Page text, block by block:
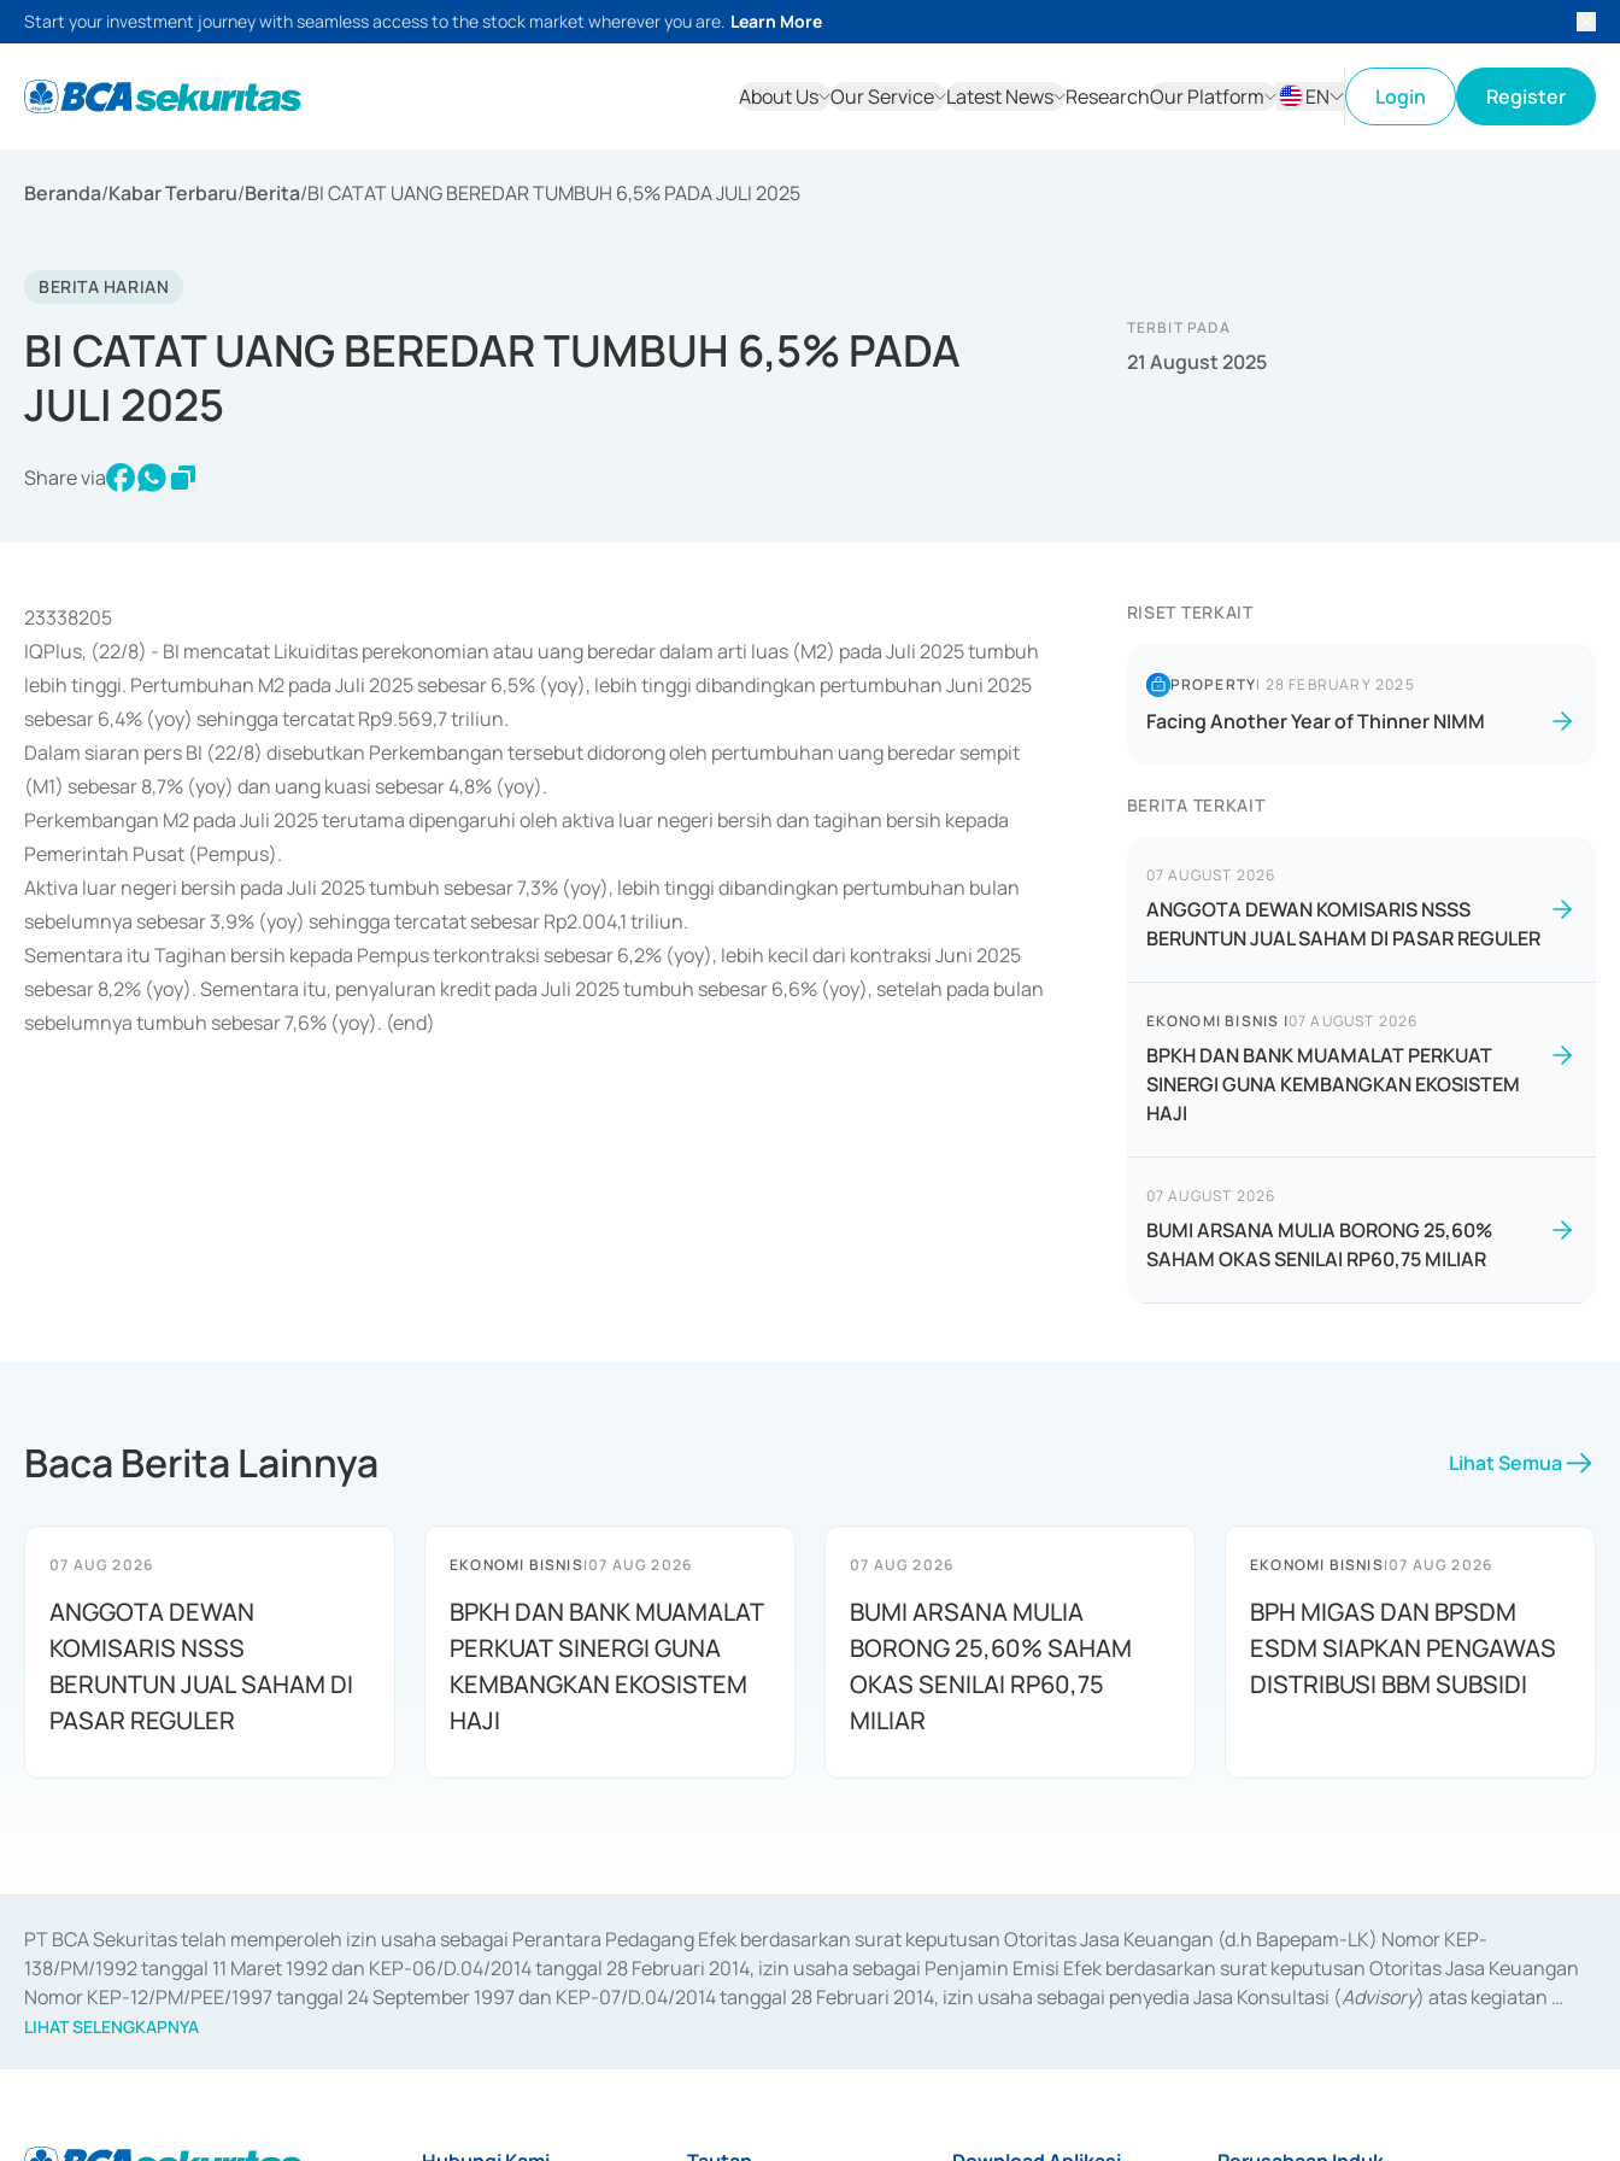
Start your investment journey with seamless access to the stock market wherever you are. Learn More
About Us Our Service Latest News ResearchOur Platform
EN
Login Register
Beranda/Kabar Terbaru/Berita/BI CATAT UANG BEREDAR TUMBUH 6,5% PADA JULI 2025
BERITA HARIAN
BI CATAT UANG BEREDAR TUMBUH 6,5% PADA
JULI 2025
Share via
TERBIT PADA
21 August 2025
23338205
IQPlus, (22/8) - BI mencatat Likuiditas perekonomian atau uang beredar dalam arti luas (M2) pada Juli 2025 tumbuh
lebih tinggi. Pertumbuhan M2 pada Juli 2025 sebesar 6,5% (yoy), lebih tinggi dibandingkan pertumbuhan Juni 2025
sebesar 6,4% (yoy) sehingga tercatat Rp9.569,7 triliun.
Dalam siaran pers BI (22/8) disebutkan Perkembangan tersebut didorong oleh pertumbuhan uang beredar sempit
(M1) sebesar 8,7% (yoy) dan uang kuasi sebesar 4,8% (yoy).
Perkembangan M2 pada Juli 2025 terutama dipengaruhi oleh aktiva luar negeri bersih dan tagihan bersih kepada
Pemerintah Pusat (Pempus).
Aktiva luar negeri bersih pada Juli 2025 tumbuh sebesar 7,3% (yoy), lebih tinggi dibandingkan pertumbuhan bulan
sebelumnya sebesar 3,9% (yoy) sehingga tercatat sebesar Rp2.004,1 triliun.
Sementara itu Tagihan bersih kepada Pempus terkontraksi sebesar 6,2% (yoy), lebih kecil dari kontraksi Juni 2025
sebesar 8,2% (yoy). Sementara itu, penyaluran kredit pada Juli 2025 tumbuh sebesar 6,6% (yoy), setelah pada bulan
sebelumnya tumbuh sebesar 7,6% (yoy). (end)
RISET TERKAIT
PROPERTY| 28 FEBRUARY 2025
Facing Another Year of Thinner NIMM
BERITA TERKAIT
07 AUGUST 2026
ANGGOTA DEWAN KOMISARIS NSSS
BERUNTUN JUAL SAHAM DI PASAR REGULER
EKONOMI BISNIS |07 AUGUST 2026
BPKH DAN BANK MUAMALAT PERKUAT
SINERGI GUNA KEMBANGKAN EKOSISTEM
HAJI
07 AUGUST 2026
BUMI ARSANA MULIA BORONG 25,60%
SAHAM OKAS SENILAI RP60,75 MILIAR
Baca Berita Lainnya Lihat Semua
07 AUG 2026
ANGGOTA DEWAN
KOMISARIS NSSS
BERUNTUN JUAL SAHAM DI
PASAR REGULER
EKONOMI BISNIS|07 AUG 2026
BPKH DAN BANK MUAMALAT
PERKUAT SINERGI GUNA
KEMBANGKAN EKOSISTEM
HAJI
07 AUG 2026
BUMI ARSANA MULIA
BORONG 25,60% SAHAM
OKAS SENILAI RP60,75
MILIAR
EKONOMI BISNIS|07 AUG 2026
BPH MIGAS DAN BPSDM
ESDM SIAPKAN PENGAWAS
DISTRIBUSI BBM SUBSIDI
PT BCA Sekuritas telah memperoleh izin usaha sebagai Perantara Pedagang Efek berdasarkan surat keputusan Otoritas Jasa Keuangan (d.h Bapepam-LK) Nomor KEP-
138/PM/1992 tanggal 11 Maret 1992 dan KEP-06/D.04/2014 tanggal 28 Februari 2014, izin usaha sebagai Penjamin Emisi Efek berdasarkan surat keputusan Otoritas Jasa Keuangan
Nomor KEP-12/PM/PEE/1997 tanggal 24 September 1997 dan KEP-07/D.04/2014 tanggal 28 Februari 2014, izin usaha sebagai penyedia Jasa Konsultasi (Advisory) atas kegiatan
merger, akuisisi, divestasi, dan
LIHAT SELENGKAPNYA